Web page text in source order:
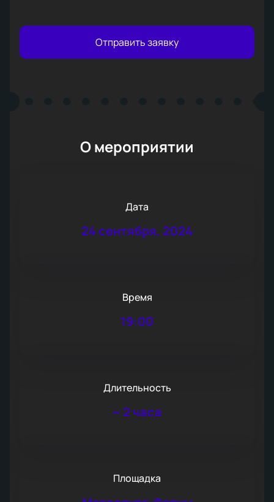
Отправить заявку
О мероприятии
Дата
24 сентября, 2024
Время
19:00
Длительность
~ 2 часа
Площадка